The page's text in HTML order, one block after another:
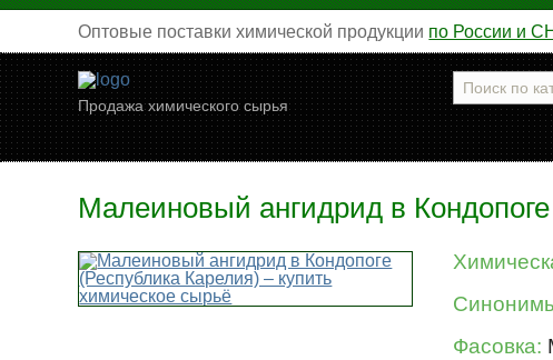
Оптовые поставки химической продукции по России и
Продажа химического сырья
Малеиновый ангидрид в
Фасовка: